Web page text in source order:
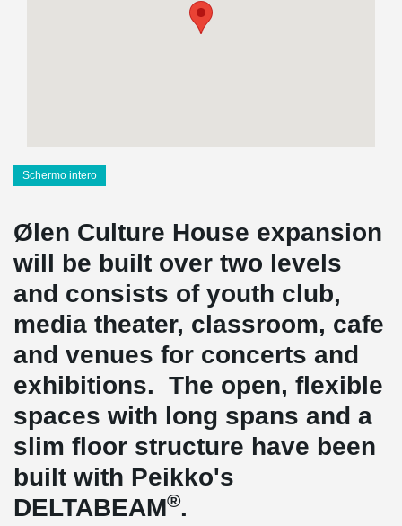
Schermo intero
Ølen Culture House expansion
will be built over two levels
and consists of youth club,
media theater, classroom, cafe
and venues for concerts and
exhibitions. The open, flexible
spaces with long spans and a
slim floor structure have been
built with Peikko's
DELTABEAM®.